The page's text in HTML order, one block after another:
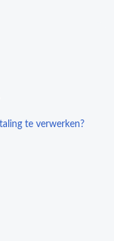
te verwerken?